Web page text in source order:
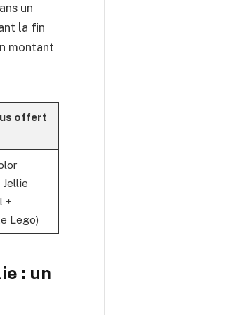
un
la fin
montant
offert
Jellie
+
Lego)
: un